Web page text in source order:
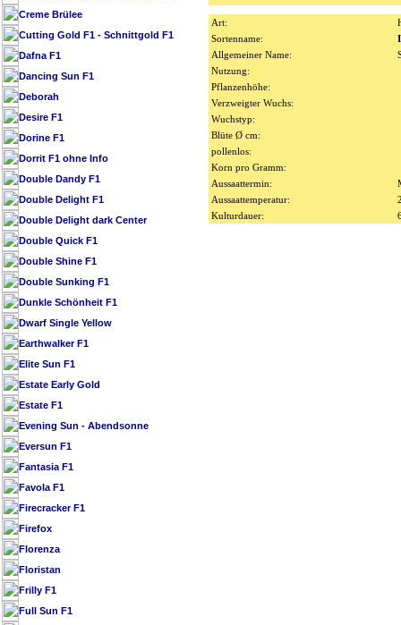
Creme Brülee
Cutting Gold F1 - Schnittgold F1
Dafna F1
Dancing Sun F1
Deborah
Desire F1
Dorine F1
Dorrit F1 ohne Info
Double Dandy F1
Double Delight F1
Double Delight dark Center
Double Quick F1
Double Shine F1
Double Sunking F1
Dunkle Schönheit F1
Dwarf Single Yellow
Earthwalker F1
Elite Sun F1
Estate Early Gold
Estate F1
Evening Sun - Abendsonne
Eversun F1
Fantasia F1
Favola F1
Firecracker F1
Firefox
Florenza
Floristan
Frilly F1
Full Sun F1
Art:
Sortenname:
Allgemeiner Name:
Nutzung:
Pflanzenhöhe:
Verzweigter Wuchs:
Wuchstyp:
Blüte Ø cm:
pollenlos:
Korn pro Gramm:
Aussaattermin:
Aussaattemperatur:
Kulturdauer: